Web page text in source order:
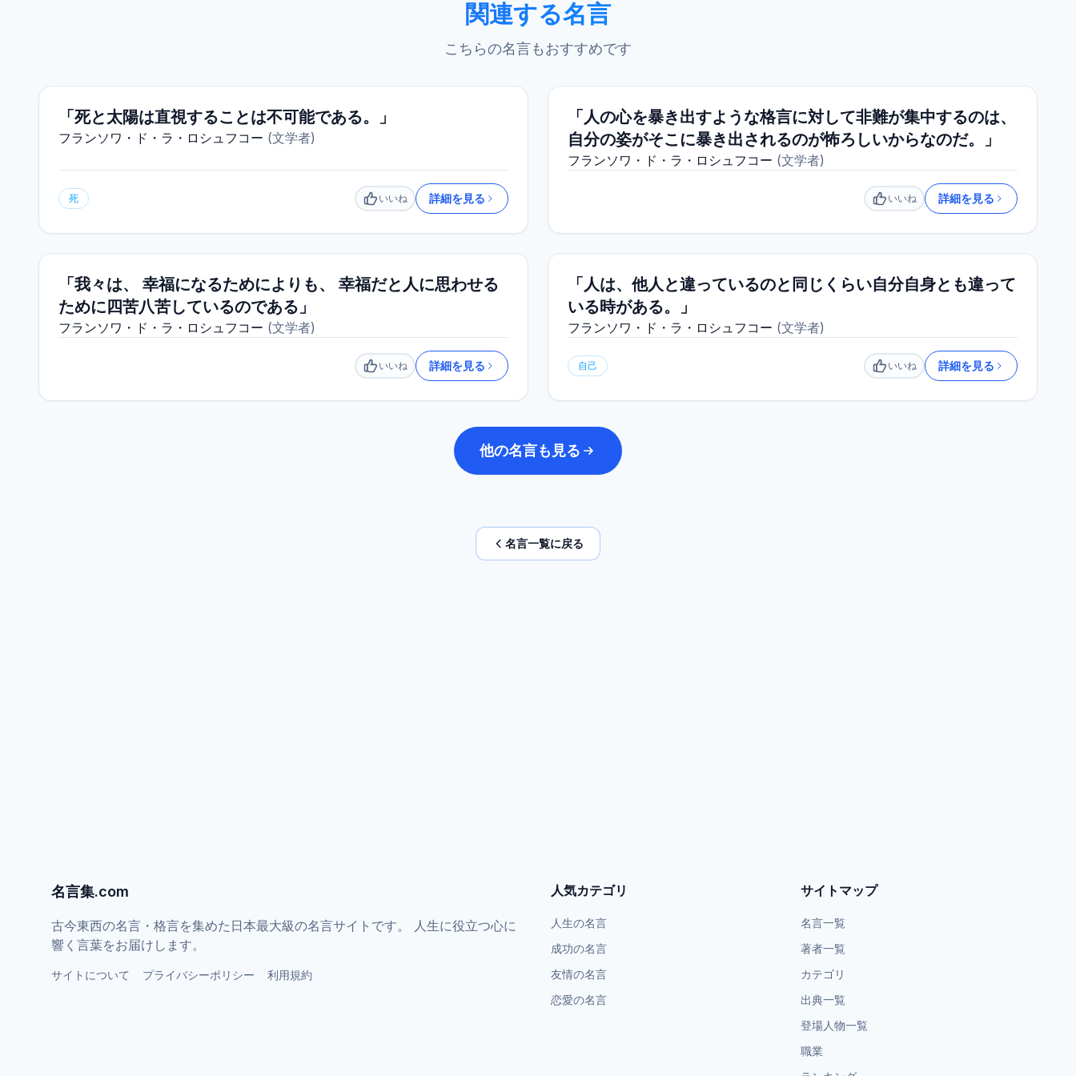
関連する名言
こちらの名言もおすすめです
「死と太陽は直視することは不可能である。」
フランソワ・ド・ラ・ロシュフコー (文学者)
死 いいね
いいね 詳細を見る
「人の心を暴き出すような格言に対して非難が集中するのは、
自分の姿がそこに暴き出されるのが怖ろしいからなのだ。」
フランソワ・ド・ラ・ロシュフコー (文学者)
いいね
いいね 詳細を見る
「我々は、 幸福になるためによりも、 幸福だと人に思わせる
ために四苦八苦しているのである」
フランソワ・ド・ラ・ロシュフコー (文学者)
いいね
いいね 詳細を見る
「人は、他人と違っているのと同じくらい自分自身とも違って
いる時がある。」
フランソワ・ド・ラ・ロシュフコー (文学者)
自己 いいね
いいね 詳細を見る
他の名言も見る
名言一覧に戻る
名言集.com
古今東西の名言・格言を集めた日本最大級の名言サイトです。 人生に役立つ心に
響く言葉をお届けします。
サイトについて プライバシーポリシー 利用規約
人気カテゴリ
人生の名言
成功の名言
友情の名言
恋愛の名言
サイトマップ
名言一覧
著者一覧
カテゴリ
出典一覧
登場人物一覧
職業